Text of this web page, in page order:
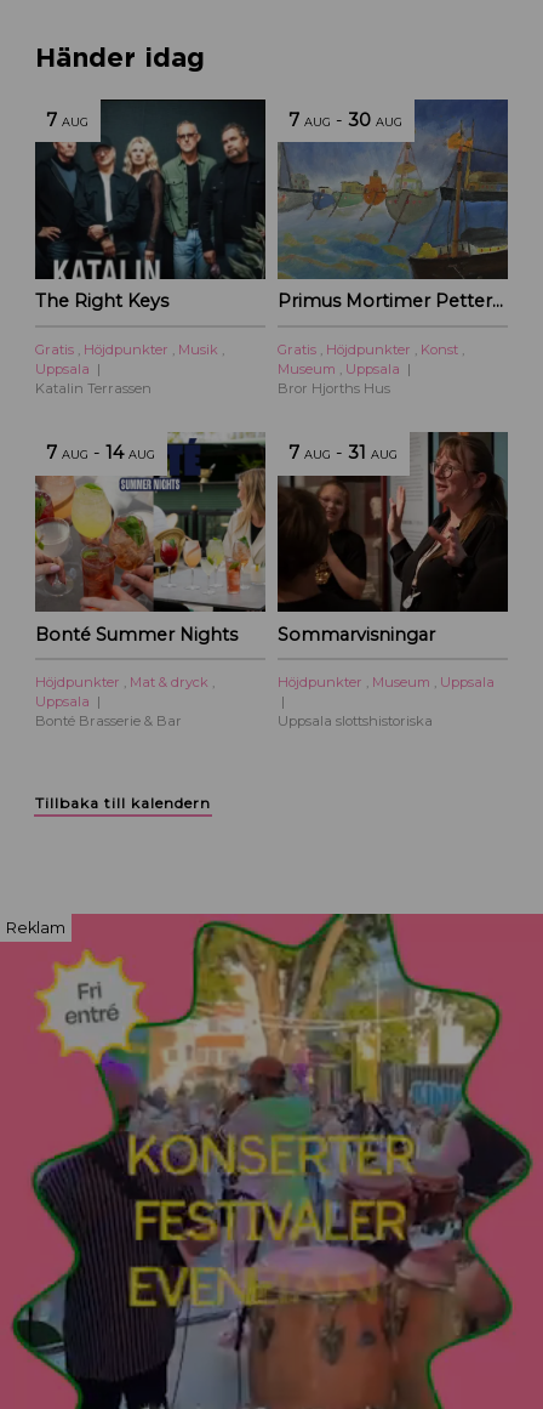
Händer idag
7 AUG
The Right Keys
Gratis Höjdpunkter Musik
Uppsala
Katalin Terrassen
7 AUG -30 AUG
Primus Mortimer Pettersson
Gratis Höjdpunkter Konst
Museum
Uppsala
Bror Hjorths Hus
7 AUG -14 AUG
Bonté Summer Nights
Höjdpunkter , Mat & dryck ,
Uppsala
Bonté Brasserie & Bar
7 AUG -31 AUG
Sommarvisningar
Höjdpunkter , Museum , Uppsala
Uppsala slottshistoriska
Tillbaka till kalendern
Reklam